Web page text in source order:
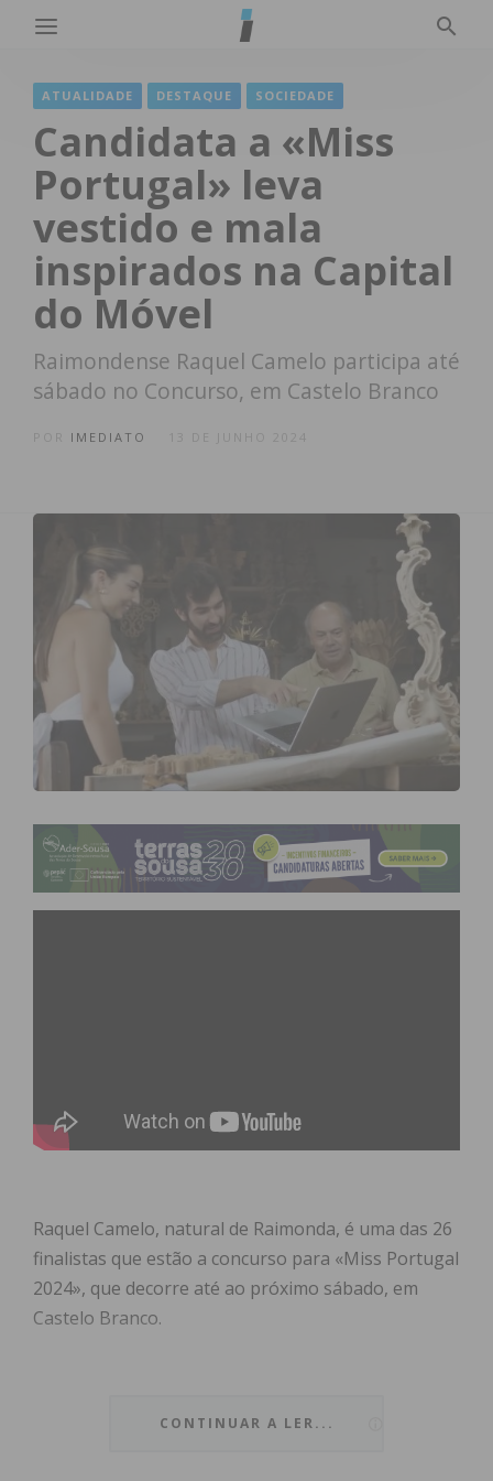
ATUALIDADE DESTAQUE SOCIEDADE
Candidata a «Miss
Portugal» leva
vestido e mala
inspirados na Capital
do Móvel
Raimondense Raquel Camelo participa até
sábado no Concurso, em Castelo Branco
IMEDIATO 13 DE JUNHO 2024
Raquel Camelo, natural de Raimonda, é uma das 26
finalistas que estão a concurso para «Miss Portugal
2024», que decorre até ao próximo sábado, em
Castelo Branco.
foi o namorado que a inscreveu, “sem me
CONTINUAR A LER...